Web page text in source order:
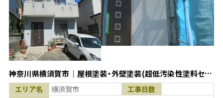
神奈川県横須賀市｜屋根塗装・外壁塗装(超低汚染性塗料セラ
MシリコンIII使用)
エリア名 横須賀市
工事日数